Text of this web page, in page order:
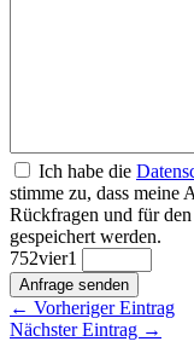
Ich habe die
stimme zu, dass meine
Rückfragen und für
gespeichert werden.
752vier1
Anfrage senden
← Vorheriger Eintrag
Nächster Eintrag →